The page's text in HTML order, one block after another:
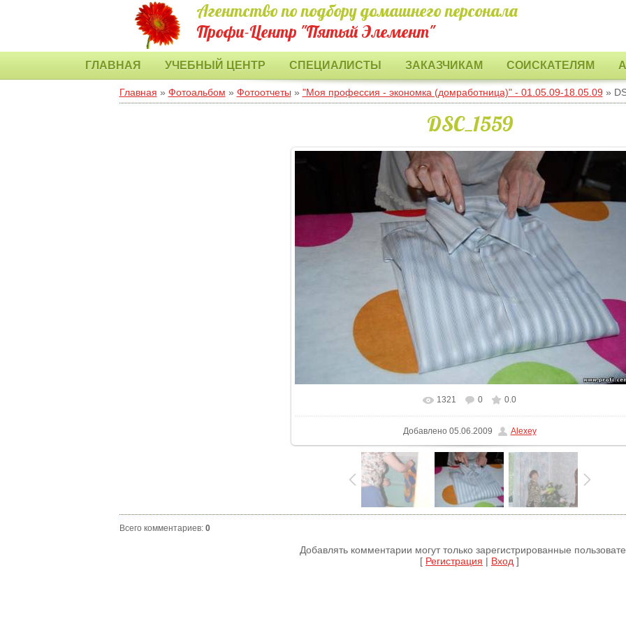
Агентство по подбору домашнего персонала
Профи-Центр "Пятый Элемент"
ГЛАВНАЯ УЧЕБНЫЙ ЦЕНТР СПЕЦИАЛИСТЫ ЗАКАЗЧИКАМ СОИСКАТЕЛЯМ
Главная » Фотоальбом » Фотоотчеты » "Моя профессия - экономка (домработница)" - 01.05.09-18.05.09 »
DSC_1559
В реальном размере 775x519
1321 0 0.0
Добавлено 05.06.2009 Alexey
Всего комментариев: 0
Добавлять комментарии могут только зарегистрированные
[ Регистрация | Вход ]